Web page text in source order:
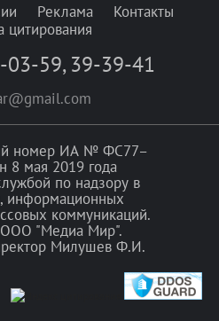
Реклама
Контакты
цитирования
03-59, 39-39-41
номер ИА № ФС77–
8 мая 2019 года
по надзору в
информационных
коммуникаций.
ООО "Медиа Мир".
Милушев Ф.И.